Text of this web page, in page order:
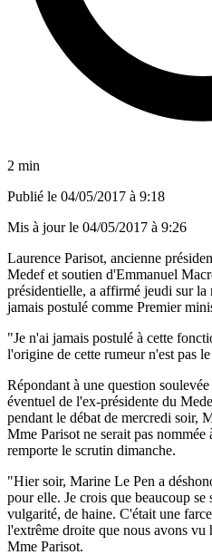
2 min
Publié le 04/05/2017 à 9:18
Mis à jour le 04/05/2017 à 9:26
Laurence Parisot, ancienne
Medef et soutien d'Emmanuel
présidentielle, a affirmé jeudi sur
jamais postulé comme Premier
"Je n'ai jamais postulé à cette
l'origine de cette rumeur n'est pas
Répondant à une question
éventuel de l'ex-présidente du
pendant le débat de mercredi soir,
Mme Parisot ne serait pas
remporte le scrutin dimanche.
"Hier soir, Marine Le Pen a
pour elle. Je crois que beaucoup
vulgarité, de haine. C'était une
l'extrême droite que nous avons
Mme Parisot.